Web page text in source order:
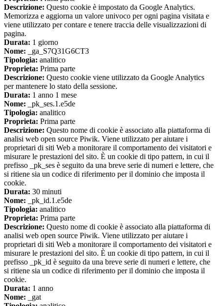
Descrizione: Questo cookie è impostato da Google Analytics.
Memorizza e aggiorna un valore univoco per ogni pagina visitata e
viene utilizzato per contare e tenere traccia delle visualizzazioni di
pagina.
Durata: 1 giorno
Nome: _ga_S7Q31G6CT3
Tipologia: analitico
Proprieta: Prima parte
Descrizione: Questo cookie viene utilizzato da Google Analytics
per mantenere lo stato della sessione.
Durata: 1 anno 1 mese
Nome: _pk_ses.1.e5de
Tipologia: analitico
Proprieta: Prima parte
Descrizione: Questo nome di cookie è associato alla piattaforma di
analisi web open source Piwik. Viene utilizzato per aiutare i
proprietari di siti Web a monitorare il comportamento dei visitatori e
misurare le prestazioni del sito. È un cookie di tipo pattern, in cui il
prefisso _pk_ses è seguito da una breve serie di numeri e lettere, che
si ritiene sia un codice di riferimento per il dominio che imposta il
cookie.
Durata: 30 minuti
Nome: _pk_id.1.e5de
Tipologia: analitico
Proprieta: Prima parte
Descrizione: Questo nome di cookie è associato alla piattaforma di
analisi web open source Piwik. Viene utilizzato per aiutare i
proprietari di siti Web a monitorare il comportamento dei visitatori e
misurare le prestazioni del sito. È un cookie di tipo pattern, in cui il
prefisso _pk_id è seguito da una breve serie di numeri e lettere, che
si ritiene sia un codice di riferimento per il dominio che imposta il
cookie.
Durata: 1 anno
Nome: _gat